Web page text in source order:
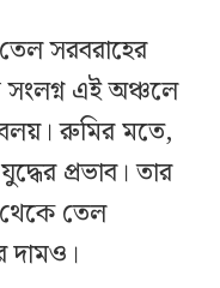
সরবরাহের
এই অঞ্চলে
বলয়। রুমির মতে,
প্রভাব। তার
থেকে তেল
দামও।